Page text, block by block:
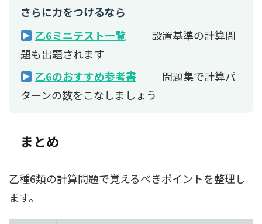
さらに力をつけるなら
乙6ミニテスト一覧── 設置基準の計算問
題も出題されます
乙6のおすすめ参考書── 問題集で計算パ
ターンの数をこなしましょう
まとめ
乙種6類の計算問題で覚えるべきポイントを整理し
ます。